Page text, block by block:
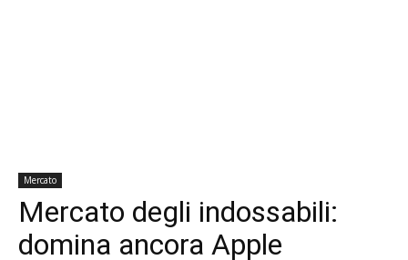
Mercato
Mercato degli indossabili:
domina ancora Apple